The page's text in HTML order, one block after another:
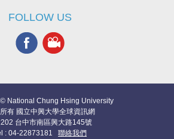
FOLLOW US
National Chung Hsing University
有 國立中興大學全球資訊網
台中市南區興大路145號
: 04-22873181 聯絡我們